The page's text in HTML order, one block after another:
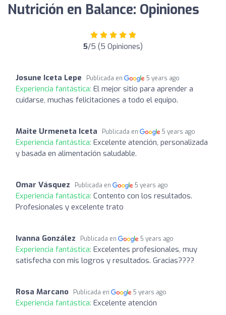
Nutrición en Balance: Opiniones
5/5 (5 Opiniones)
Josune Iceta Lepe Publicada en 5 years ago
Experiencia fantástica: El mejor sitio para aprender a
cuidarse, muchas felicitaciones a todo el equipo.
Maite Urmeneta Iceta Publicada en 5 years ago
Experiencia fantástica: Excelente atención, personalizada
y basada en alimentación saludable.
Omar Vásquez Publicada en 5 years ago
Experiencia fantástica: Contento con los resultados.
Profesionales y excelente trato
Ivanna González Publicada en 5 years ago
Experiencia fantástica: Excelentes profesionales, muy
satisfecha con mis logros y resultados. Gracias????
Rosa Marcano Publicada en 5 years ago
Experiencia fantástica: Excelente atención